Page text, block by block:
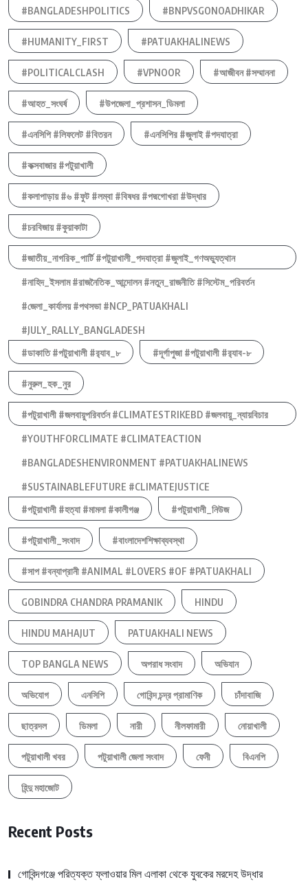
#BANGLADESHPOLITICS #BNPVSGONOADHIKAR
#HUMANITY_FIRST #PATUAKHALINEWS
#POLITICALCLASH #VPNOOR #আজীবন #সম্মাননা
#আহত_সংঘর্ষ #উপজেলা_প্রশাসন_ডিমলা
#এনসিপি #লিফলেট #বিতরন #এনসিপির #জুলাই #পদযাত্রা
#কক্সবাজার #পটুয়াখালী
#কলাপাড়ায় #৬ #ফুট #লম্বা #বিষধর #পদ্মগোখরা #উদ্ধার
#চরবিজায় #কুয়াকাটা
#জাতীয়_নাগরিক_পার্টি #পটুয়াখালী_পদযাত্রা #জুলাই_গণঅভ্যুত্থান
#নাহিদ_ইসলাম #রাজনৈতিক_আন্দোলন #নতুন_রাজনীতি #সিস্টেম_পরিবর্তন
#জেলা_কার্যালয় #পথসভা #NCP_PATUAKHALI
#JULY_RALLY_BANGLADESH
#ডাকাতি #পটুয়াখালী #র‍্যাব_৮
#দূর্গাপুজা #পটুয়াখালী #র‍্যাব-৮
#নুরুল_হক_নুর
#পটুয়াখালী #জলবায়ুপরিবর্তন #CLIMATESTRIKEBD #জলবায়ু_ন্যায়বিচার
#YOUTHFORCLIMATE #CLIMATEACTION
#BANGLADESHENVIRONMENT #PATUAKHALINEWS
#SUSTAINABLEFUTURE #CLIMATEJUSTICE
#পটুয়াখালী #হত্যা #মামলা #কালীগঞ্জ
#পটুয়াখালী_নিউজ
#পটুয়াখালী_সংবাদ #বাংলাদেশশিক্ষাব্যবস্থা
#সাপ #বন্যাপ্রানী #ANIMAL #LOVERS #OF #PATUAKHALI
GOBINDRA CHANDRA PRAMANIK HINDU
HINDU MAHAJUT PATUAKHALI NEWS
TOP BANGLA NEWS অপরাধ সংবাদ অভিযান
অভিযোগ এনসিপি গোবিন্দ চন্দ্র প্রামাণিক চাঁদাবাজি
ছাত্রদল ডিমলা নারী নীলফামারী নোয়াখালী
পটুয়াখালী খবর পটুয়াখালী জেলা সংবাদ ফেনী বিএনপি
হিন্দু মহাজোট
Recent Posts
গোবিন্দগঞ্জে পরিত্যক্ত ফ্লাওয়ার মিল এলাকা থেকে যুবকের মরদেহ উদ্ধার